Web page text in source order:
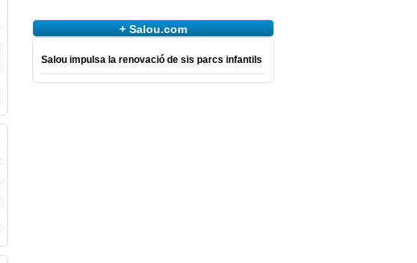
+ Salou.com
Salou impulsa la renovació de sis parcs infantils